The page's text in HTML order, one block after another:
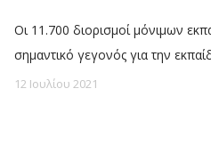
Οι 11.700 διορισμοί μόνιμων
σημαντικό γεγονός για την
12 Ιουλίου 2021